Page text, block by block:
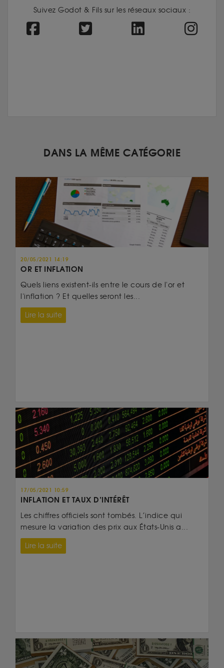
Suivez Godot & Fils sur les réseaux sociaux :
DANS LA MÊME CATÉGORIE
20/05/2021 14:19
OR ET INFLATION
Quels liens existent-ils entre le cours de l'or et
l'inflation ? Et quelles seront les...
Lire la suite
17/05/2021 10:59
INFLATION ET TAUX D’INTÉRÊT
Les chiffres officiels sont tombés. L’indice qui
mesure la variation des prix aux États-Unis a...
Lire la suite